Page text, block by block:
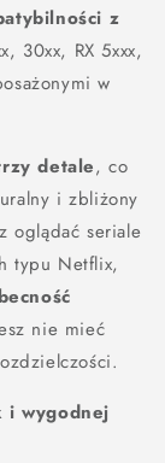
z
30xx, RX 5xxx,
w
detale, co
i zbliżony
oglądać seriale
typu Netflix,
nie mieć
i wygodnej